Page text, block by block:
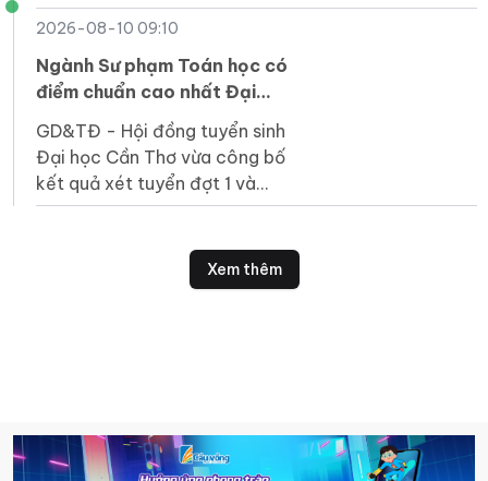
nhất là 24,75 điểm thuộc về
ngành: Kỹ thuật Điều khiển và
Tự động hóa.
2026-08-10 09:10
Ngành Sư phạm Toán học có
điểm chuẩn cao nhất Đại
học Cần Thơ
GD&TĐ - Hội đồng tuyển sinh
Đại học Cần Thơ vừa công bố
kết quả xét tuyển đợt 1 và
điểm chuẩn trúng tuyển đại
Xem thêm